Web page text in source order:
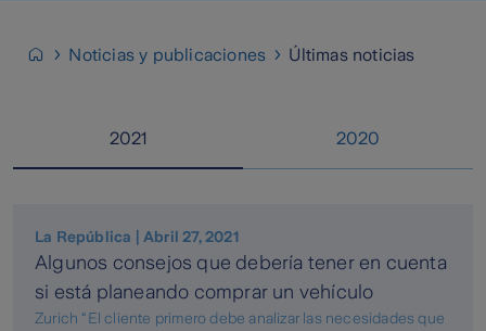
Noticias y publicaciones Últimas noticias
2021 2020
La República | Abril 27, 2021
Algunos consejos que debería tener en cuenta
si está planeando comprar un vehículo
Zurich “El cliente primero debe analizar las necesidades que